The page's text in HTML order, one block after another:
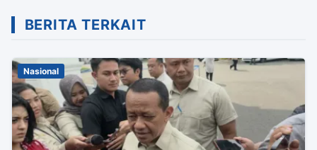
BERITA TERKAIT
Nasional